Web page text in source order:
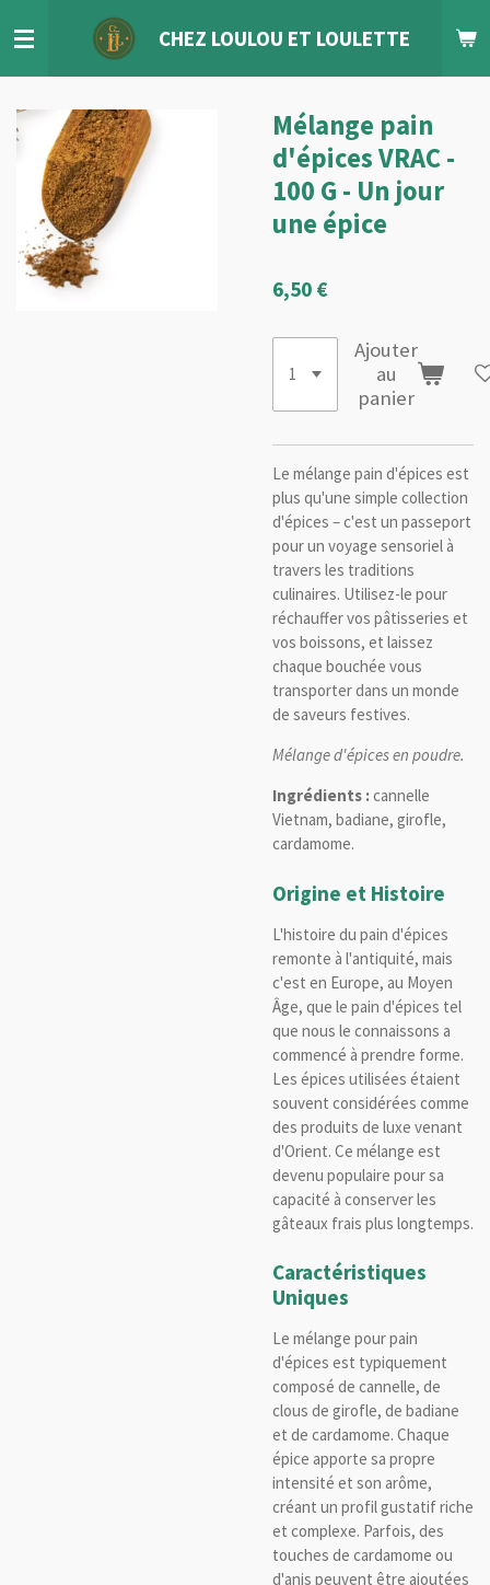
au
CHEZ LOULOU ET LOULETTE
Mélange pain
d'épices VRAC -
100 G - Un jour
une épice
6,50 €
Ajouter
au
panier
Le mélange pain d'épices est
plus qu'une simple collection
d'épices – c'est un passeport
pour un voyage sensoriel à
travers les traditions
culinaires. Utilisez-le pour
réchauffer vos pâtisseries et
vos boissons, et laissez
chaque bouchée vous
transporter dans un monde
de saveurs festives.
Mélange d'épices en poudre.
Ingrédients :cannelle
Vietnam, badiane, girofle,
cardamome.
Origine et Histoire
L'histoire du pain d'épices
remonte à l'antiquité, mais
c'est en Europe, au Moyen
Âge, que le pain d'épices tel
que nous le connaissons a
commencé à prendre forme.
Les épices utilisées étaient
souvent considérées comme
des produits de luxe venant
d'Orient. Ce mélange est
devenu populaire pour sa
capacité à conserver les
gâteaux frais plus longtemps.
Caractéristiques
Uniques
Le mélange pour pain
d'épices est typiquement
composé de cannelle, de
clous de girofle, de badiane
et de cardamome. Chaque
épice apporte sa propre
intensité et son arôme,
créant un profil gustatif riche
et complexe. Parfois, des
touches de cardamome ou
d'anis peuvent être ajoutées